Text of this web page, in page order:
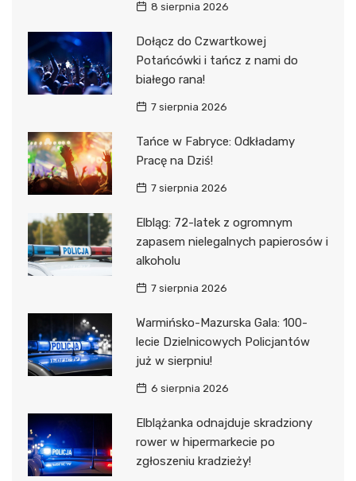
8 sierpnia 2026
Dołącz do Czwartkowej
Potańcówki i tańcz z nami do
białego rana!
7 sierpnia 2026
Tańce w Fabryce: Odkładamy
Pracę na Dziś!
7 sierpnia 2026
Elbląg: 72-latek z ogromnym
zapasem nielegalnych papierosów i
alkoholu
7 sierpnia 2026
Warmińsko-Mazurska Gala: 100-
lecie Dzielnicowych Policjantów
już w sierpniu!
6 sierpnia 2026
Elblążanka odnajduje skradziony
rower w hipermarkecie po
zgłoszeniu kradzieży!